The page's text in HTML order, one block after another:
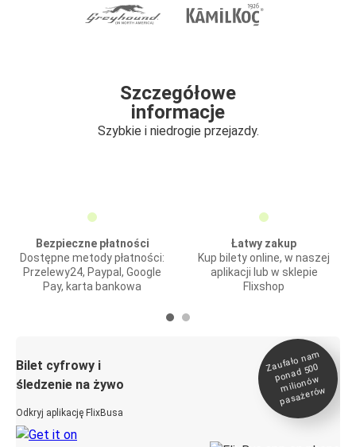
Szczegółowe
informacje
Szybkie i niedrogie przejazdy.
Bezpieczne płatności
Dostępne metody płatności:
Przelewy24, Paypal, Google
Pay, karta bankowa
Łatwy zakup
Kup bilety online, w naszej
aplikacji lub w sklepie
Flixshop
Bilet cyfrowy i
śledzenie na żywo
Odkryj aplikację FlixBusa
Zaufało na
m
ponad 500
milionó
w
pasażeró
w